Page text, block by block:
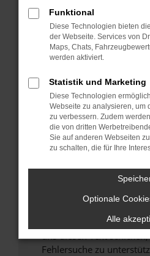
anderen Browser oder in
Fenster?
Starte dein Gerät neu.
Das kann manchmal
Stelle sicher, dass
Betriebssystem auf
sind.
Veraltete Software birgt
Sicherheitsrisiko,
führen, dass bestimmte
Wende dich an den
Wenn du alle oben
versuchen, das Problem
uns diesen Text
Fehlersuche zu
Funktional
Diese Technologien bieten
der Webseite. Services von
Maps, Chats,
werden aktiviert.
Statistik und Marketing
Diese Technologien
Webseite zu analysieren, um
zu verbessern. Zudem
die von dritten
Sie auf anderen Webseiten
zu schalten, die für Ihre
Optionale
Alle